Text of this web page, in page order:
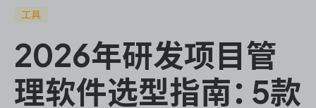
ONES Desk
ONES Assistant
工具
2026年研发项目管
理软件选型指南：5款